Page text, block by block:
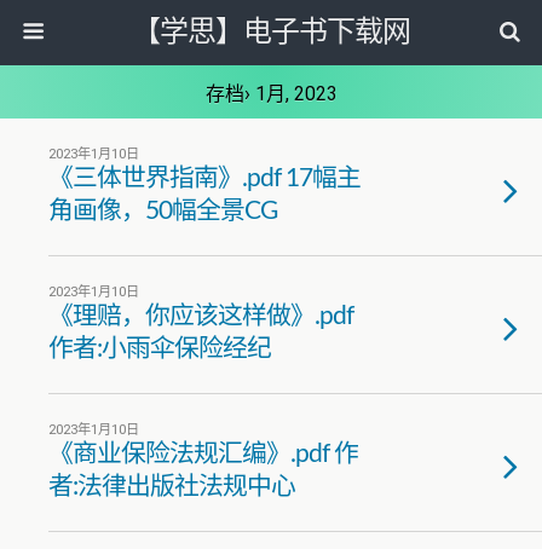
【学思】电子书下载网
存档› 1月, 2023
2023年1月10日
《三体世界指南》.pdf 17幅主
角画像，50幅全景CG
2023年1月10日
《理赔，你应该这样做》.pdf
作者:小雨伞保险经纪
2023年1月10日
《商业保险法规汇编》.pdf 作
者:法律出版社法规中心